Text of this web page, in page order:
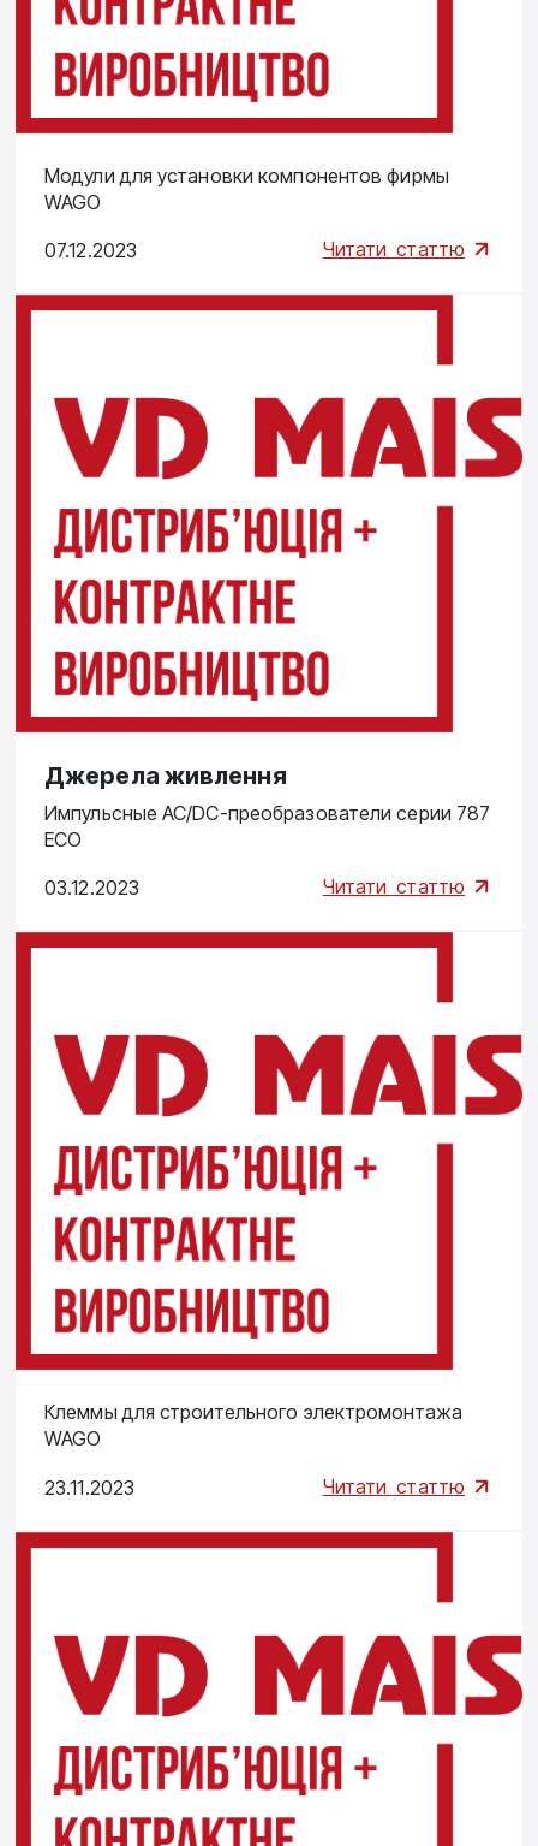
Модули для установки компонентов фирмы
WAGO
07.12.2023 Читати статтю
Джерела живлення
Импульсные AC/DC-преобразователи серии 787
ЕСО
03.12.2023 Читати статтю
Клеммы для строительного электромонтажа
WAGO
23.11.2023 Читати статтю